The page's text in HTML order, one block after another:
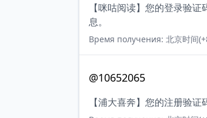
【咪咕阅读】您的登录验
息。
Время получения: 北京时间
@10652065
【浦大喜奔】您的注册验证